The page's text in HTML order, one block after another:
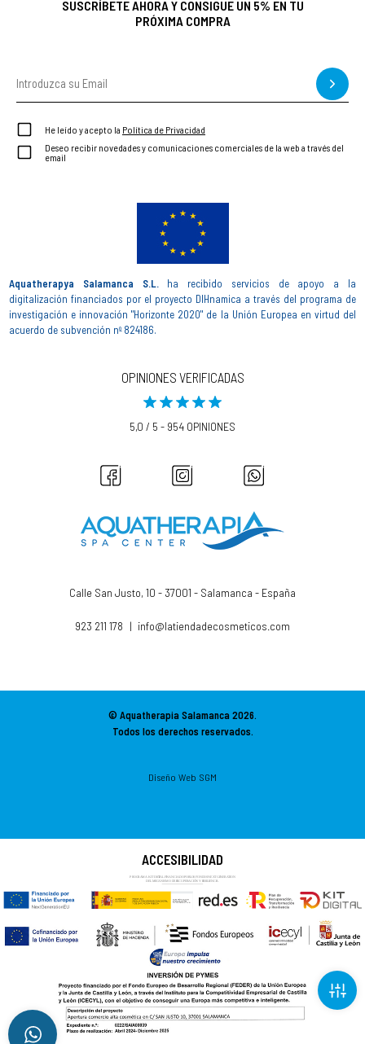
SUSCRÍBETE AHORA Y CONSIGUE UN 5% EN TU
PRÓXIMA COMPRA
He leído y acepto la Política de Privacidad
Deseo recibir novedades y comunicaciones comerciales de la web a través del
email
Aquatherapya Salamanca S.L.ha recibido servicios de apoyo a la
digitalización financiados por el proyecto DIHnamica a través del programa de
investigación e innovación "Horizonte 2020" de la Unión Europea en virtud del
acuerdo de subvención nº 824186.
OPINIONES VERIFICADAS
5,0 / 5 - 954 OPINIONES
Calle San Justo, 10 - 37001 - Salamanca - España
923 211 178 | info@latiendadecosmeticos.com
© Aquatherapia Salamanca2026.
Todos los derechos reservados.
Diseño Web SGM
ACCESIBILIDAD